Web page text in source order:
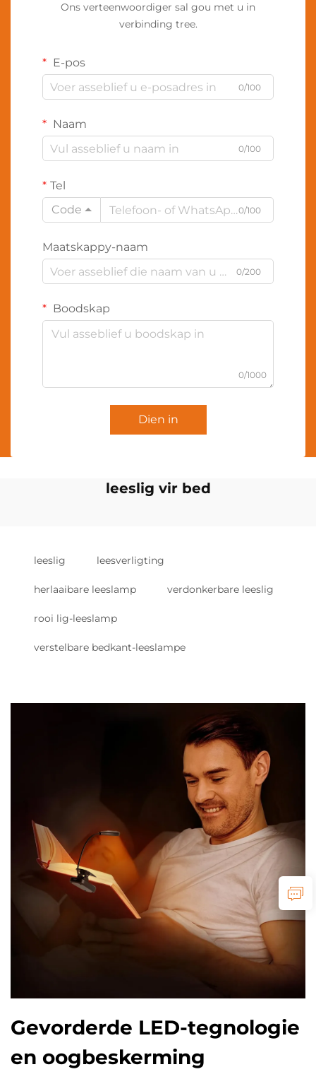
Ons verteenwoordiger sal gou met u in
verbinding tree.
E-pos
0/100
Naam
0/100
Tel
Code
0/100
Maatskappy-naam
0/200
Boodskap
0/1000
Dien in
leeslig vir bed
leeslig leesverligting
herlaaibare leeslamp verdonkerbare leeslig
rooi lig-leeslamp
verstelbare bedkant-leeslampe
Gevorderde LED-tegnologie
en oogbeskerming